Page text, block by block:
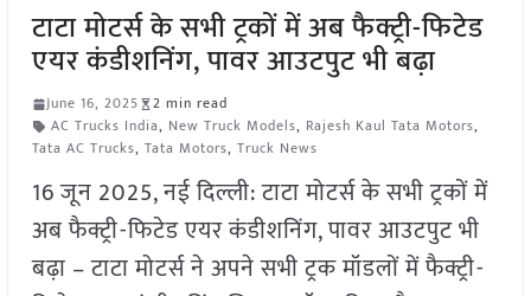
टाटा मोटर्स के सभी ट्रकों में अब फैक्ट्री-फिटेड
एयर कंडीशनिंग, पावर आउटपुट भी बढ़ा
June 16, 2025
2 min read
AC Trucks India, New Truck Models, Rajesh Kaul Tata Motors,
Tata AC Trucks, Tata Motors, Truck News
16 जून 2025, नई दिल्ली: टाटा मोटर्स के सभी ट्रकों में
अब फैक्ट्री-फिटेड एयर कंडीशनिंग, पावर आउटपुट भी
बढ़ा – टाटा मोटर्स ने अपने सभी ट्रक मॉडलों में फैक्ट्री-